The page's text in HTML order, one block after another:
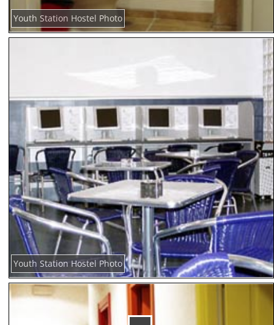
Youth Station Hostel Photo
Youth Station Hostel Photo